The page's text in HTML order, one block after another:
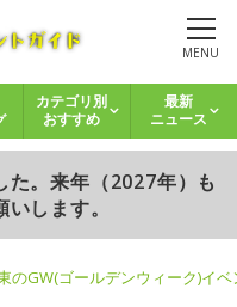
MENU
カテゴリ別
おすすめ
最新
ニュース
。来年（2027年）も
します。
のGW(ゴールデンウィーク)イ